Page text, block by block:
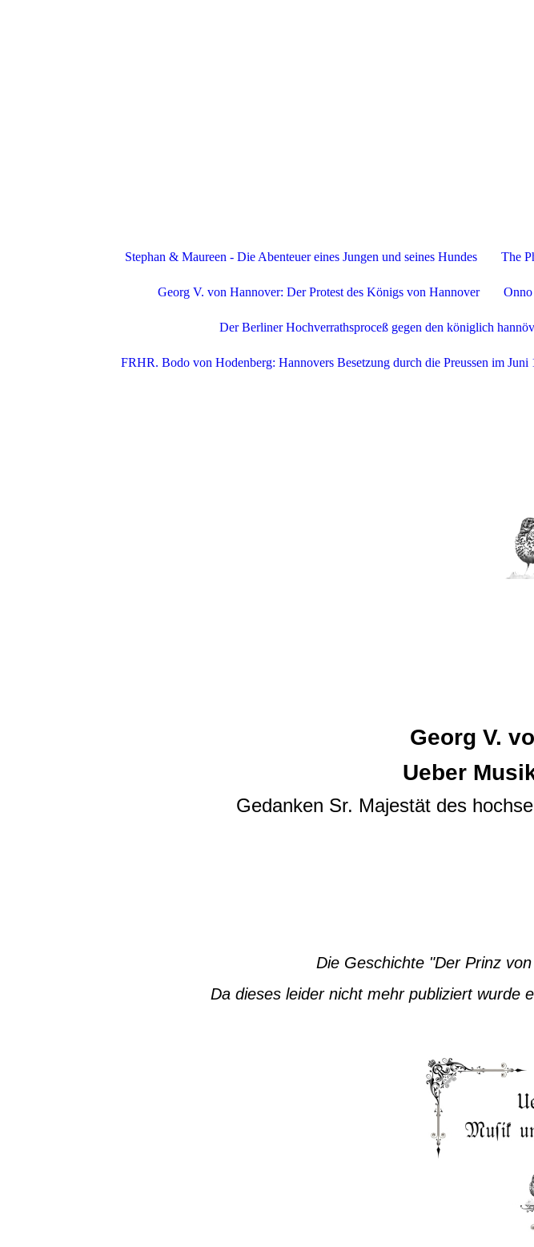
Stephan & Maureen - Die Abenteuer eines Jungen und seines Hundes The
Georg V. von Hannover: Der Protest des Königs von Hannover
Der Berliner Hochverrathsproceß gegen den königlich
FRHR. Bodo von Hodenberg: Hannovers Besetzung durch die Preussen im Juni
Georg V.
Ueber
Gedanken Sr. Majestät des
Die Geschichte "Der Prinz
Da dieses leider nicht mehr publiziert wurde